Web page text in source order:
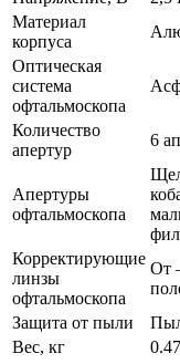
Материал
корпуса
Оптическая
система
офтальмоскопа
Количество
апертур
6
Апертуры
офтальмоскопа
Корректирующие
линзы
офтальмоскопа
От
Защита от пыли
Вес, кг